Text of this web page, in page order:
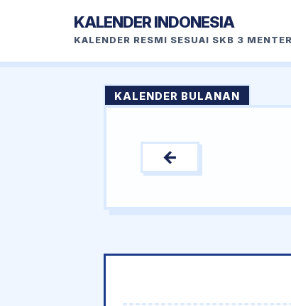
KALENDER INDONESIA
KALENDER RESMI SESUAI SKB 3
KALENDER BULANAN
←